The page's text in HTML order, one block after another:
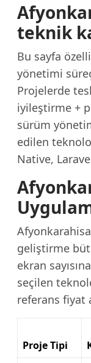
teknik
Bu sayfa
yönetimi
Projelerde
iyileştirme +
sürüm
edilen
Native,
geliştirme
ekran
seçilen
referans fiyat
Proje Tipi